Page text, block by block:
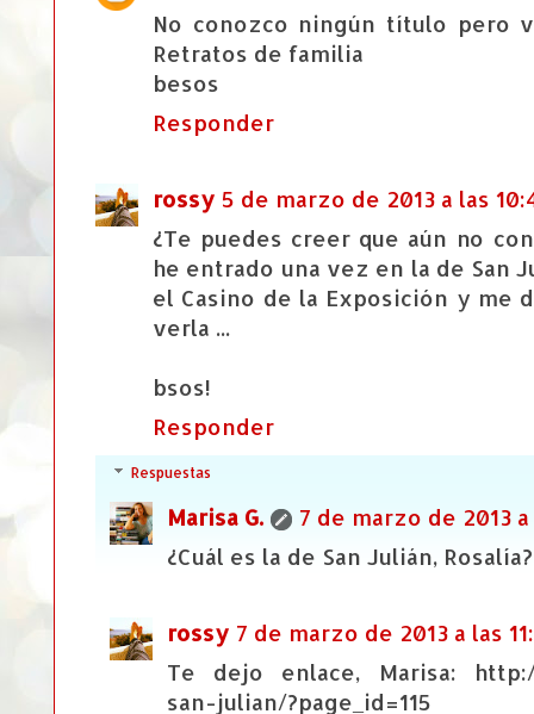
No conozco ningún título pero
Retratos de familia
besos
Responder
rossy 5 de marzo de 2013 a las
¿Te puedes creer que aún no
he entrado una vez en la de San
el Casino de la Exposición y me
verla ...
bsos!
Responder
Respuestas
Marisa G.
7 de marzo de 2013
¿Cuál es la de San Julián,
rossy 7 de marzo de 2013 a las
Te dejo enlace, Marisa:
san-julian/?page_id=115